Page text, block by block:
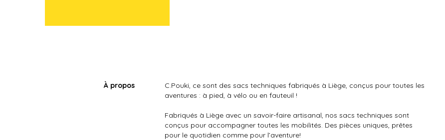
À propos
C.Pouki, ce sont des sacs techniques fabriqués à Liège, conçus pour toutes les
aventures : à pied, à vélo ou en fauteuil !
Fabriqués à Liège avec un savoir-faire artisanal, nos sacs techniques sont
conçus pour accompagner toutes les mobilités. Des pièces uniques, prêtes
pour le quotidien comme pour l’aventure!